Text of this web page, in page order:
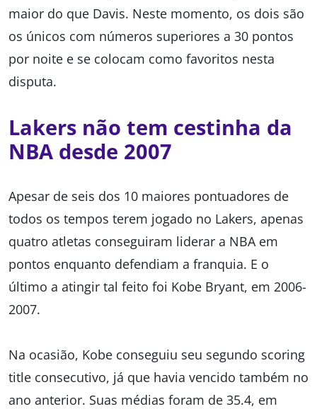
maior do que Davis. Neste momento, os dois são
os únicos com números superiores a 30 pontos
por noite e se colocam como favoritos nesta
disputa.
Lakers não tem cestinha da
NBA desde 2007
Apesar de seis dos 10 maiores pontuadores de
todos os tempos terem jogado no Lakers, apenas
quatro atletas conseguiram liderar a NBA em
pontos enquanto defendiam a franquia. E o
último a atingir tal feito foi Kobe Bryant, em 2006-
2007.
Na ocasião, Kobe conseguiu seu segundo scoring
title consecutivo, já que havia vencido também no
ano anterior. Suas médias foram de 35.4, em